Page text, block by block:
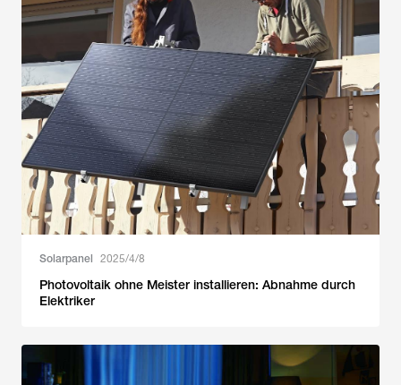
Solarpanel 2025/4/8
Photovoltaik ohne Meister installieren: Abnahme durch
Elektriker